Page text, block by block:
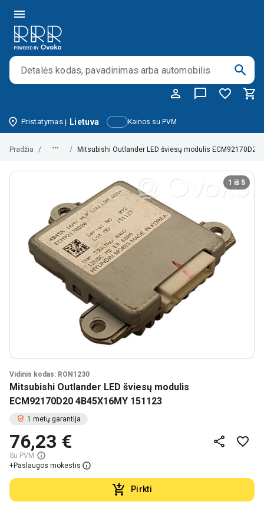
Kainos su PVM
Pristatymas į Lietuva
Pradžia / / Mitsubishi Outlander LED šviesų modulis ECM92170D20
1 iš 5
Vidinis kodas: RON1230
Mitsubishi Outlander LED šviesų modulis
ECM92170D20 4B45X16MY 151123
1 metų garantija
76,23 €
Su PVM
+Paslaugos mokestis
Pirkti